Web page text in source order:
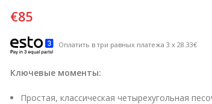
€85
Оплатить в три равных платежа 3 x 28.33€
Ключевые моменты:
Простая, классическая четырехугольная